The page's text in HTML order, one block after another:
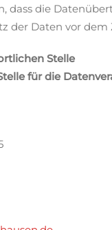
dass die
der Daten vor
Stelle
für die